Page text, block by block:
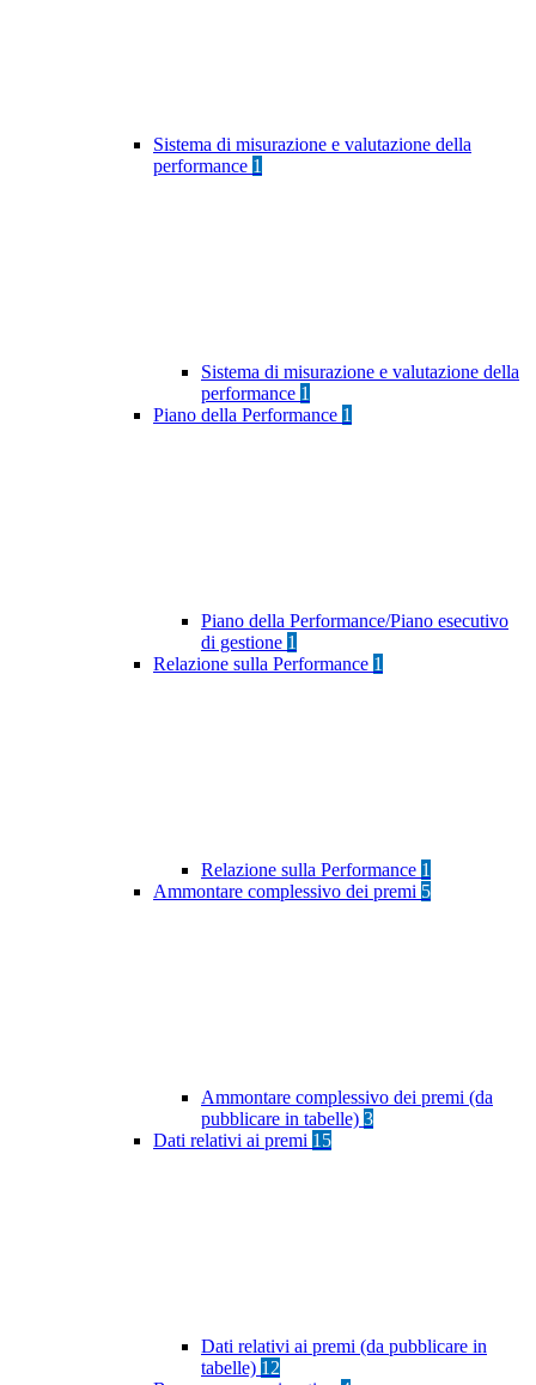
Sistema di misurazione e valutazione della
performance 1
Sistema di misurazione e valutazione della
performance 1
Piano della Performance 1
Piano della Performance/Piano esecutivo
di gestione 1
Relazione sulla Performance 1
Relazione sulla Performance 1
Ammontare complessivo dei premi 5
Ammontare complessivo dei premi (da
pubblicare in tabelle) 3
Dati relativi ai premi 15
Dati relativi ai premi (da pubblicare in
tabelle) 12